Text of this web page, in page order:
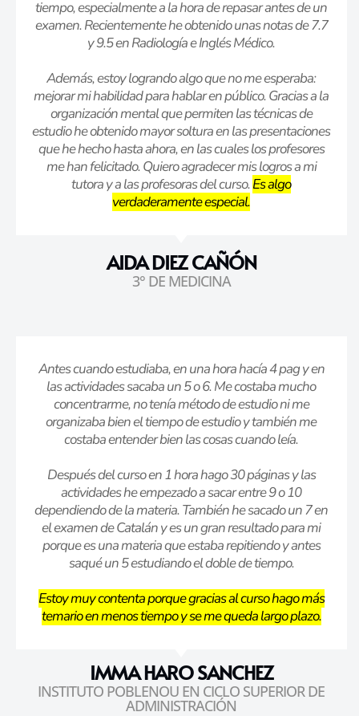
tiempo, especialmente a la hora de repasar antes de un
examen. Recientemente he obtenido unas notas de 7.7
y 9.5 en Radiología e Inglés Médico.
Además, estoy logrando algo que no me esperaba:
mejorar mi habilidad para hablar en público. Gracias a la
organización mental que permiten las técnicas de
estudio he obtenido mayor soltura en las presentaciones
que he hecho hasta ahora, en las cuales los profesores
me han felicitado. Quiero agradecer mis logros a mi
tutora y a las profesoras del curso.Es algo
verdaderamente especial.
AIDA DIEZ CAÑÓN
3° DE MEDICINA
Antes cuando estudiaba, en una hora hacía 4 pag y en
las actividades sacaba un 5 o 6. Me costaba mucho
concentrarme, no tenía método de estudio ni me
organizaba bien el tiempo de estudio y también me
costaba entender bien las cosas cuando leía.
Después del curso en 1 hora hago 30 páginas y las
actividades he empezado a sacar entre 9 o 10
dependiendo de la materia. También he sacado un 7 en
el examen de Catalán y es un gran resultado para mi
porque es una materia que estaba repitiendo y antes
saqué un 5 estudiando el doble de tiempo.
Estoy muy contenta porque gracias al curso hago más
temario en menos tiempo y se me queda largo plazo.
IMMA HARO SANCHEZ
INSTITUTO POBLENOU EN CICLO SUPERIOR DE
ADMINISTRACIÓN